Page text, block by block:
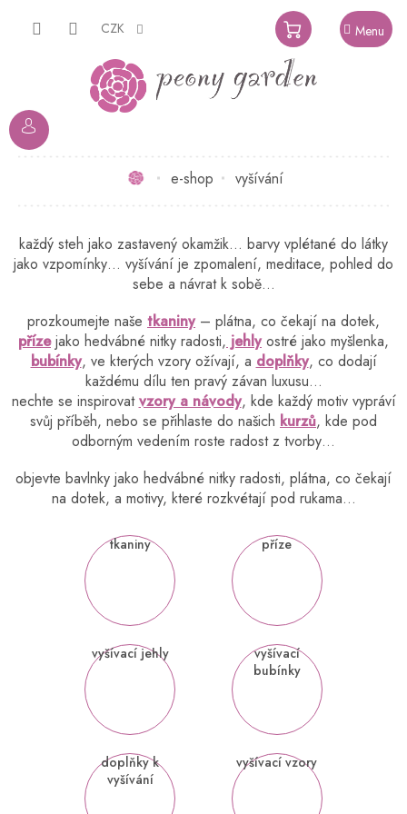
CZK
NÁKUPNÍ
KOŠÍK
Domůe-shop vyšívání
každý steh jako zastavený okamžik… barvy vplétané do látky
jako vzpomínky… vyšívání je zpomalení, meditace, pohled do
sebe a návrat k sobě…
prozkoumejte naše tkaniny– plátna, co čekají na dotek,
přízejako hedvábné nitky radosti, jehlyostré jako myšlenka,
bubínky, ve kterých vzory ožívají, a doplňky, co dodají
každému dílu ten pravý závan luxusu…
nechte se inspirovatvzory a návody, kde každý motiv vypráví
svůj příběh, nebo se přihlaste do našich kurzů, kde pod
odborným vedením roste radost z tvorby…
objevte bavlnky jako hedvábné nitky radosti, plátna, co čekají
na dotek, a motivy, které rozkvétají pod rukama…
tkaniny příze
vyšívací jehly
vyšívací
bubínky
doplňky k
vyšívání
vyšívací vzory